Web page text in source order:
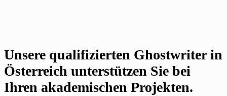
Unsere qualifizierten Ghostwriter in
Österreich unterstützen Sie bei
Ihren akademischen Projekten.